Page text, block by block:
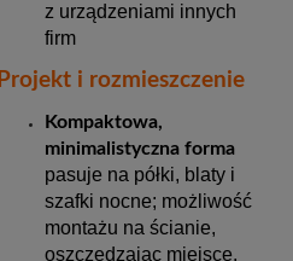
z urządzeniami innych
firm
Projekt i rozmieszczenie
Kompaktowa,
minimalistyczna forma
pasuje na półki, blaty i
szafki nocne; możliwość
montażu na ścianie,
oszczędzając miejsce.